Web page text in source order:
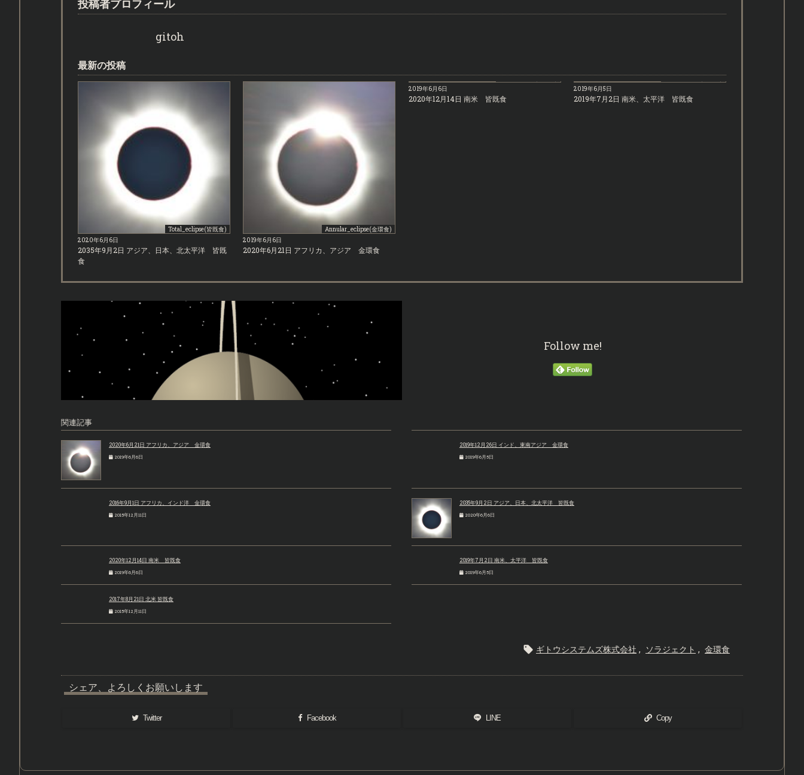
投稿者プロフィール
gitoh
最新の投稿
Total_eclipse(皆既食)
2020年6月6日
2035年9月2日 アジア、日本、北太平洋 皆既
食
Annular_eclipse(金環食)
2019年6月6日
2020年6月21日 アフリカ、アジア 金環食
Total_eclipse(皆既食)
2019年6月6日
2020年12月14日 南米 皆既食
Total_eclipse(皆既食)
2019年6月5日
2019年7月2日 南米、太平洋 皆既食
Follow me!
関連記事
2020年6月21日 アフリカ、アジア 金環食
2019年6月6日
2019年12月26日 インド、東南アジア 金環食
2019年6月5日
2016年9月1日 アフリカ、インド洋 金環食
2015年12月11日
2035年9月2日 アジア、日本、北太平洋 皆既食
2020年6月6日
2020年12月14日 南米 皆既食
2019年6月6日
2019年7月2日 南米、太平洋 皆既食
2019年6月5日
2017年8月21日 北米 皆既食
2015年12月11日
 ギトウシステムズ株式会社 , ソラジェクト , 金環食
シェア、よろしくお願いします
Twitter Facebook LINE Copy